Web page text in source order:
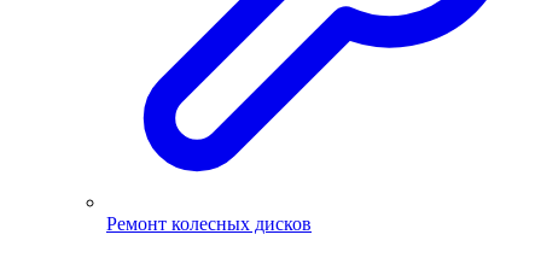
Ремонт колесных дисков